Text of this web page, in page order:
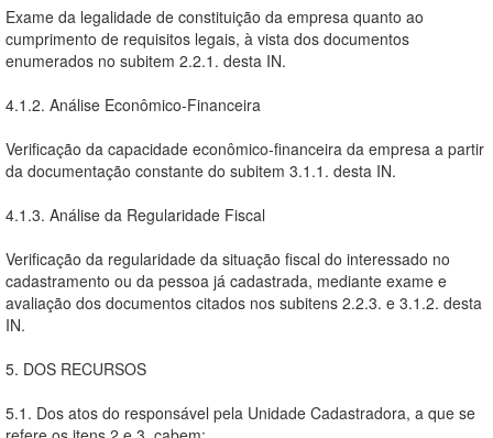
Exame da legalidade de constituição da empresa quanto ao
cumprimento de requisitos legais, à vista dos documentos
enumerados no subitem 2.2.1. desta IN.
4.1.2. Análise Econômico-Financeira
Verificação da capacidade econômico-financeira da empresa a partir
da documentação constante do subitem 3.1.1. desta IN.
4.1.3. Análise da Regularidade Fiscal
Verificação da regularidade da situação fiscal do interessado no
cadastramento ou da pessoa já cadastrada, mediante exame e
avaliação dos documentos citados nos subitens 2.2.3. e 3.1.2. desta
IN.
5. DOS RECURSOS
5.1. Dos atos do responsável pela Unidade Cadastradora, a que se